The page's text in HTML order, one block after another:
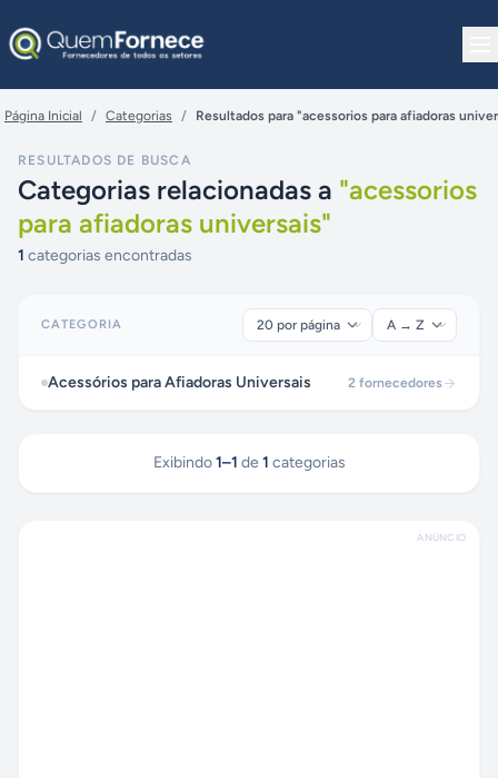
Página Inicial / Categorias / Resultados para "acessorios para afiadoras
RESULTADOS DE BUSCA
Categorias relacionadas a "acessorios
para afiadoras universais"
1 categorias encontradas
CATEGORIA
Acessórios para Afiadoras Universais 2 fornecedores
Exibindo 1–1 de 1 categorias
ANÚNCIO